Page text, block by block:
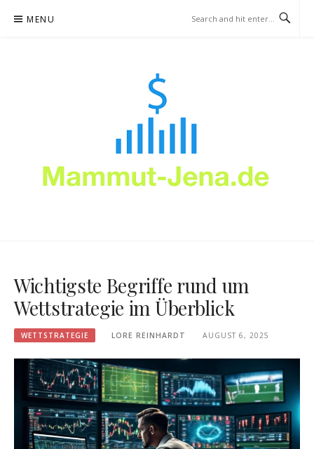
MENU
Wichtigste Begriffe rund um
Wettstrategie im Überblick
WETTSTRATEGIE LORE REINHARDT AUGUST 6, 2025